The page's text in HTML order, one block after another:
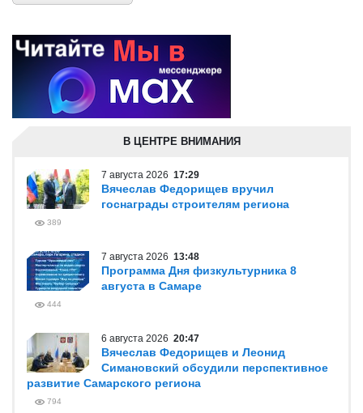
В ЦЕНТРЕ ВНИМАНИЯ
7 августа 2026 17:29
Вячеслав Федорищев вручил
госнаграды строителям региона
389
7 августа 2026 13:48
Программа Дня физкультурника 8
августа в Самаре
444
6 августа 2026 20:47
Вячеслав Федорищев и Леонид
Симановский обсудили перспективное
развитие Самарского региона
794